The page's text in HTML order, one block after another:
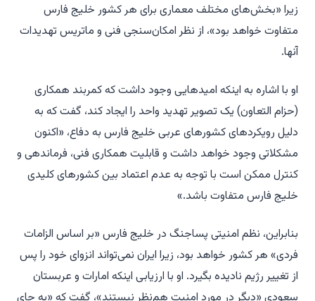
زیرا «بخش‌های مختلف معماری برای هر کشور خلیج فارس
متفاوت خواهد بود»، از نظر امکان‌سنجی فنی و ماتریس تهدیدات
آنها.
او با اشاره به اینکه امیدهایی وجود داشت که کمربند همکاری
(حزام التعاون) یک تصویر تهدید واحد را ایجاد کند، گفت که به
دلیل رویکردهای کشورهای عربی خلیج فارس به دفاع، «اکنون
مشکلاتی وجود خواهد داشت و قابلیت همکاری فنی، فرماندهی و
کنترل ممکن است با توجه به عدم اعتماد بین کشورهای کلیدی
خلیج فارس متفاوت باشد.»
بنابراین، نظم امنیتی پساجنگ در خلیج فارس «بر اساس الزامات
فردی» هر کشور خواهد بود، زیرا ایران نمی‌تواند انزوای خود را پس
از تغییر رژیم نادیده بگیرد. او با ارزیابی اینکه امارات و عربستان